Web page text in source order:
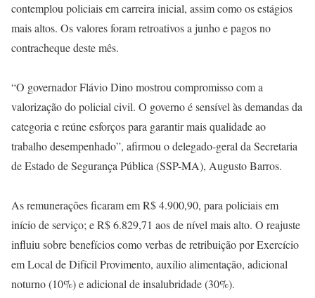
contemplou policiais em carreira inicial, assim como os estágios
mais altos. Os valores foram retroativos a junho e pagos no
contracheque deste mês.
“O governador Flávio Dino mostrou compromisso com a
valorização do policial civil. O governo é sensível às demandas da
categoria e reúne esforços para garantir mais qualidade ao
trabalho desempenhado”, afirmou o delegado-geral da Secretaria
de Estado de Segurança Pública (SSP-MA), Augusto Barros.
As remunerações ficaram em R$ 4.900,90, para policiais em
início de serviço; e R$ 6.829,71 aos de nível mais alto. O reajuste
influiu sobre benefícios como verbas de retribuição por Exercício
em Local de Difícil Provimento, auxílio alimentação, adicional
noturno (10%) e adicional de insalubridade (30%).